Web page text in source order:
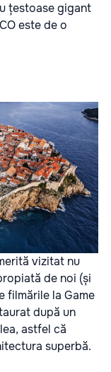
țestoase gigant
este de o
vizitat nu
de noi (și
filmările la Game
după un
astfel că
superbă.